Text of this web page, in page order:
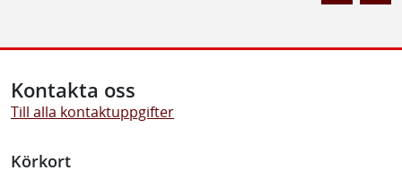
Kontakta oss
Till alla kontaktuppgifter
Körkort